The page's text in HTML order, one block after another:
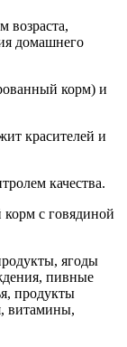
возраста,
домашнего
корм) и
красителей и
качества.
с говядиной
ягоды
пивные
продукты
витамины,